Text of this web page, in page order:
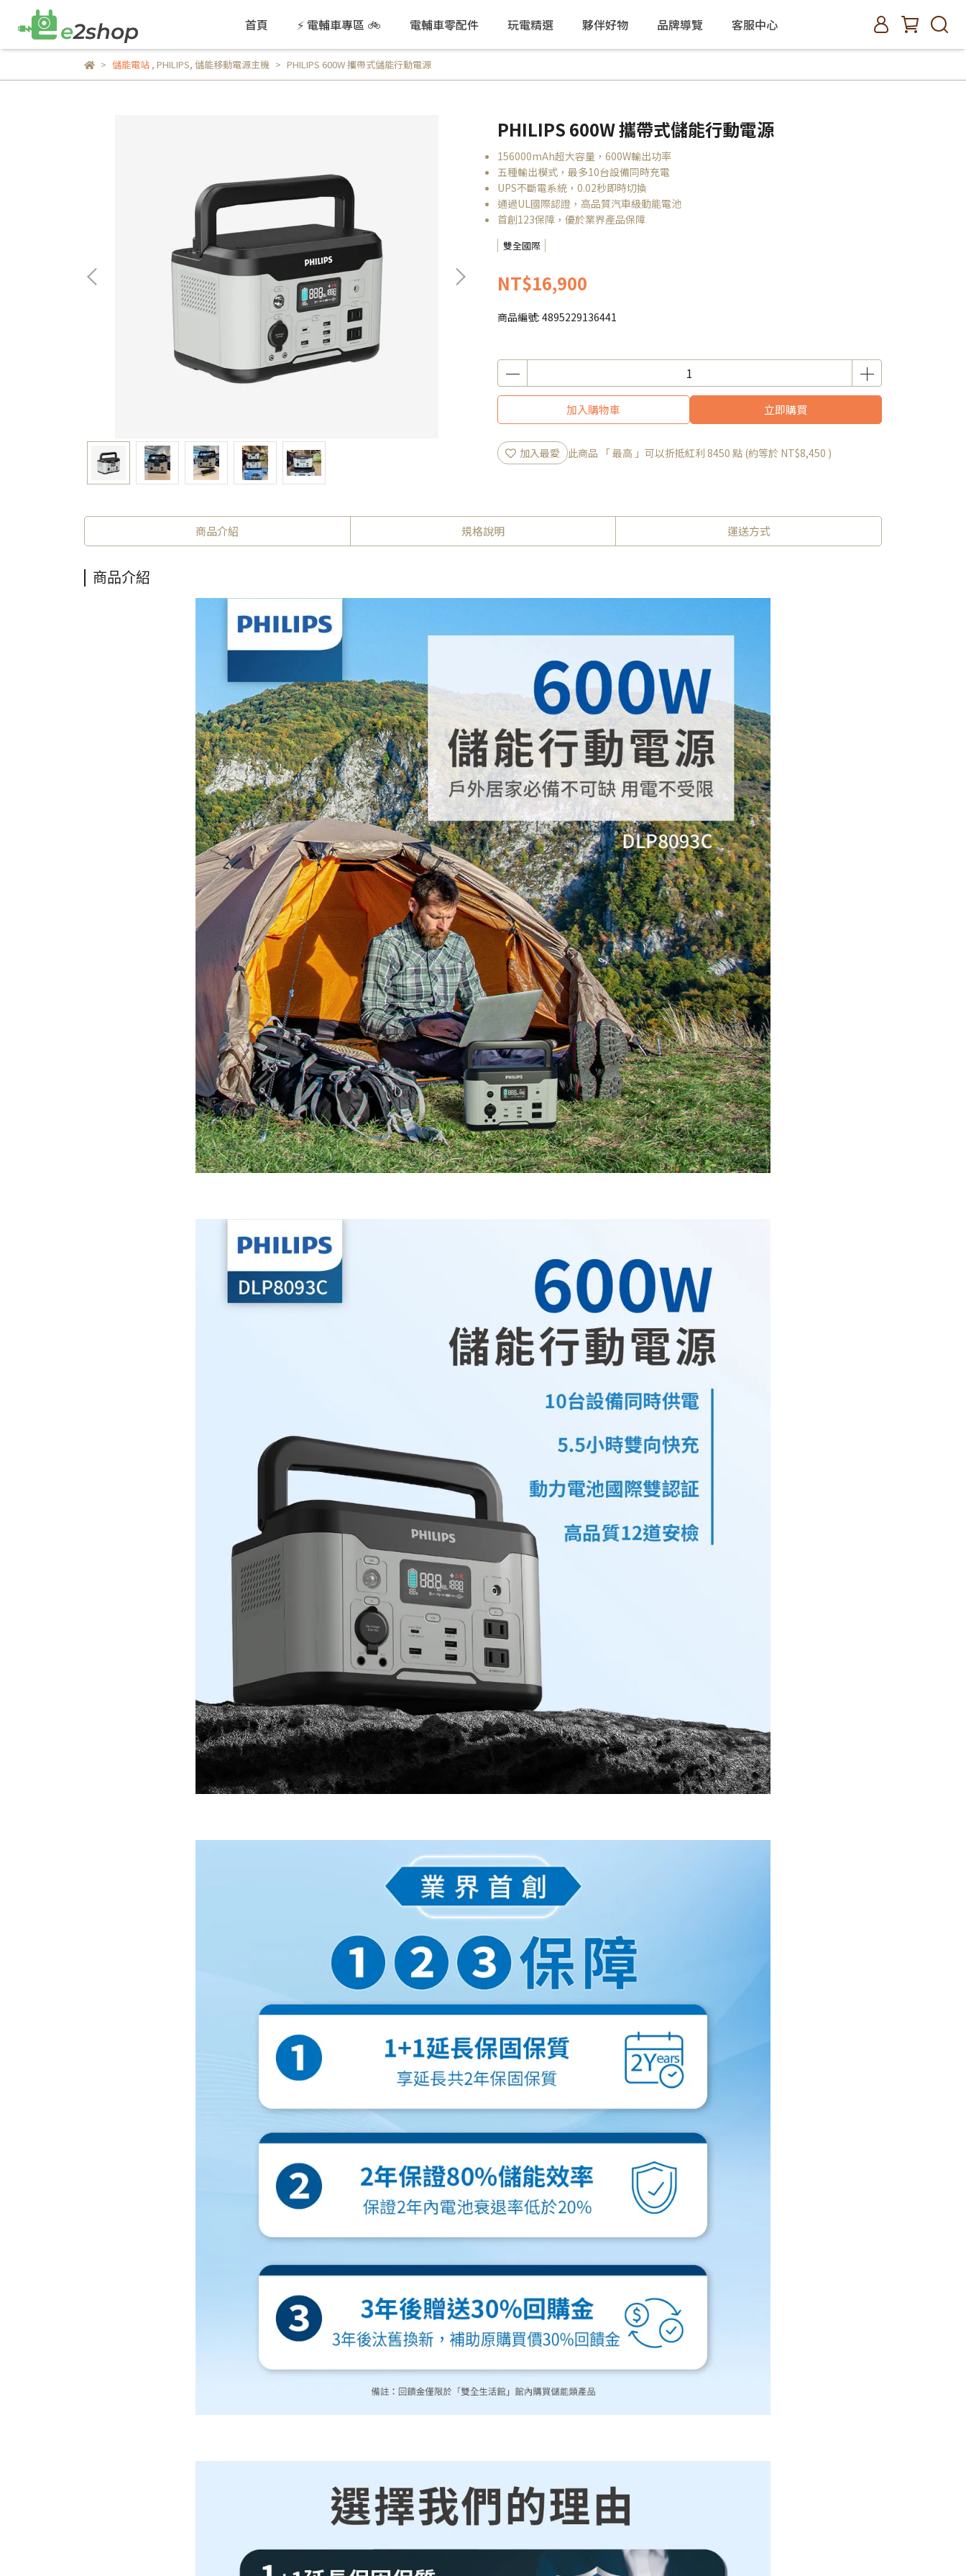
首頁 ⚡ 電輔車專區 🚲 電輔車零配件 玩電精選 夥伴好物 品牌導覽 客服中心
儲能電站, PHILIPS, 儲能移動電源主機 PHILIPS 600W 攜帶式儲能行動電源
PHILIPS 600W 攜帶式儲能行動電源
156000mAh超大容量，600W輸出功率
五種輸出模式，最多10台設備同時充電
UPS不斷電系統，0.02秒即時切換
通過UL國際認證，高品質汽車級動能電池
首創123保障，優於業界產品保障
雙全國際
NT$16,900
商品編號: 4895229136441
加入購物車 立即購買
加入最愛 此商品 「 最高 」可以折抵紅利 8450 點 (約等於 NT$8,450 )
商品介紹 規格說明 運送方式
商品介紹